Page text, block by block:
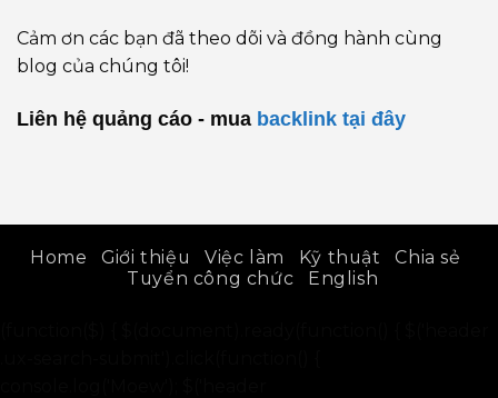
Cảm ơn các bạn đã theo dõi và đồng hành cùng
blog của chúng tôi!
Liên hệ quảng cáo - mua backlink tại đây
Home Giới thiệu Việc làm Kỹ thuật
Chia sẻ
Tuyển công chức
English